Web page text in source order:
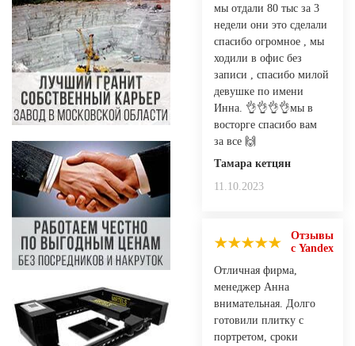
мы отдали 80 тыс за 3
недели они это сделали
спасибо огромное , мы
ходили в офис без
записи , спасибо милой
девушке по имени
Инна. 👌👌👌👌мы в
восторге спасибо вам
за все 🙌
Тамара кетцян
11.10.2023
Отзывы
с Yandex
Отличная фирма,
менеджер Анна
внимательная. Долго
готовили плитку с
портретом, сроки